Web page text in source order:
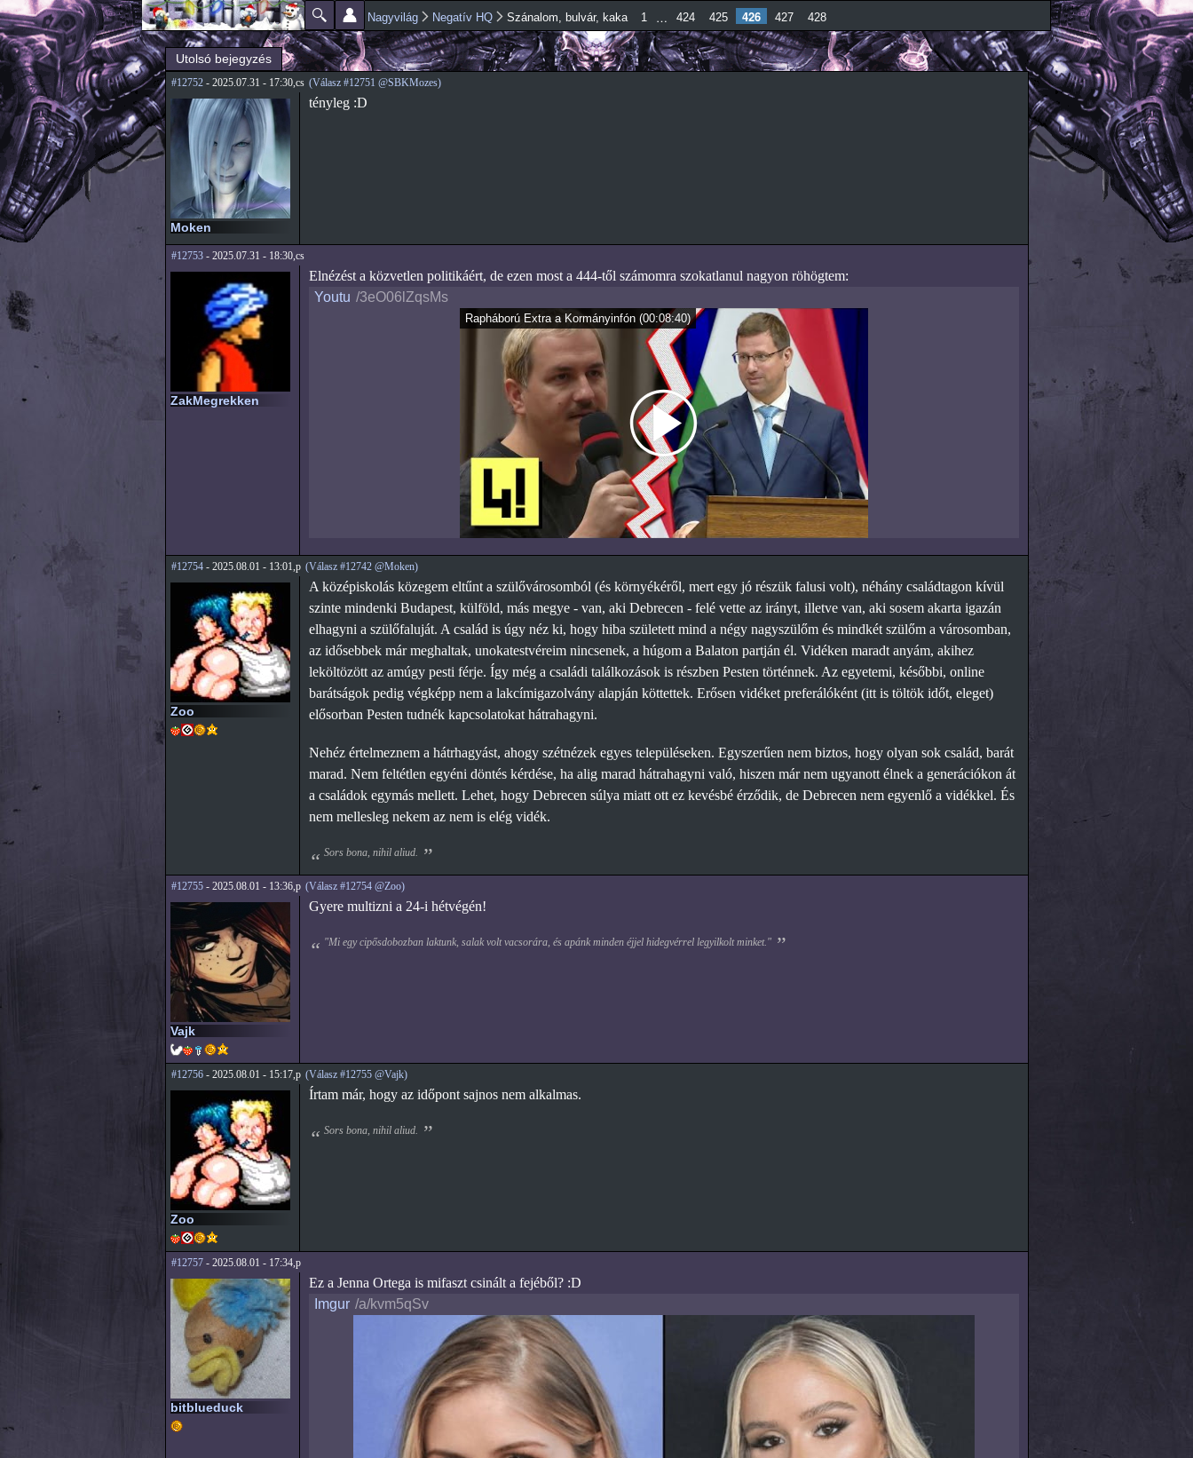
Ugrás a
tartalomra
Főmenü
Jelenlegi hely Nagyvilág Negatív HQ Szánalom, bulvár, kaka 1 … 424 425 426 427 428
Utolsó bejegyzés
#12752- 2025.07.31 - 17:30,cs (Válasz #12751 @SBKMozes)
Moken
tényleg :D
#12753- 2025.07.31 - 18:30,cs
ZakMegrekken
Elnézést a közvetlen politikáért, de ezen most a 444-től számomra szokatlanul nagyon röhögtem:
Youtu /3eO06lZqsMs
Rapháború Extra a Kormányinfón(00:08:40)
#12754- 2025.08.01 - 13:01,p (Válasz #12742 @Moken)
Zoo
A középiskolás közegem eltűnt a szülővárosomból (és környékéről, mert egy jó részük falusi volt), néhány családtagon kívül
szinte mindenki Budapest, külföld, más megye - van, aki Debrecen - felé vette az irányt, illetve van, aki sosem akarta igazán
elhagyni a szülőfaluját. A család is úgy néz ki, hogy hiba született mind a négy nagyszülőm és mindkét szülőm a városomban,
az idősebbek már meghaltak, unokatestvéreim nincsenek, a húgom a Balaton partján él. Vidéken maradt anyám, akihez
leköltözött az amúgy pesti férje. Így még a családi találkozások is részben Pesten történnek. Az egyetemi, későbbi, online
barátságok pedig végképp nem a lakcímigazolvány alapján köttettek. Erősen vidéket preferálóként (itt is töltök időt, eleget)
elősorban Pesten tudnék kapcsolatokat hátrahagyni.
Nehéz értelmeznem a hátrhagyást, ahogy szétnézek egyes településeken. Egyszerűen nem biztos, hogy olyan sok család, barát
marad. Nem feltétlen egyéni döntés kérdése, ha alig marad hátrahagyni való, hiszen már nem ugyanott élnek a generációkon át
a családok egymás mellett. Lehet, hogy Debrecen súlya miatt ott ez kevésbé érződik, de Debrecen nem egyenlő a vidékkel. És
nem mellesleg nekem az nem is elég vidék.
Sors bona, nihil aliud.
#12755- 2025.08.01 - 13:36,p (Válasz #12754 @Zoo)
Vajk
Gyere multizni a 24-i hétvégén!
"Mi egy cipősdobozban laktunk, salak volt vacsorára, és apánk minden éjjel hidegvérrel legyilkolt minket."
#12756- 2025.08.01 - 15:17,p (Válasz #12755 @Vajk)
Zoo
Írtam már, hogy az időpont sajnos nem alkalmas.
Sors bona, nihil aliud.
#12757- 2025.08.01 - 17:34,p
bitblueduck
Ez a Jenna Ortega is mifaszt csinált a fejéből? :D
Imgur /a/kvm5qSv